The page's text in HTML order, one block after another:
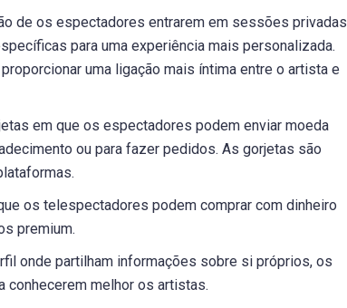
de os espectadores entrarem em sessões privadas
para uma experiência mais personalizada.
uma ligação mais íntima entre o artista e
em que os espectadores podem enviar moeda
ou para fazer pedidos. As gorjetas são
os telespectadores podem comprar com dinheiro
premium.
onde partilham informações sobre si próprios, os
melhor os artistas.